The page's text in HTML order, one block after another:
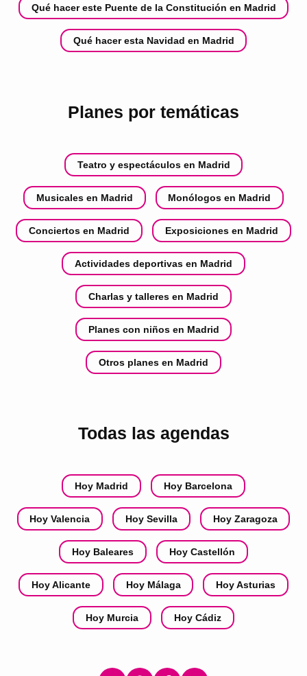
Qué hacer este Puente de la Constitución en Madrid
Qué hacer esta Navidad en Madrid
Planes por temáticas
Teatro y espectáculos en Madrid
Musicales en Madrid Monólogos en Madrid
Conciertos en Madrid Exposiciones en Madrid
Actividades deportivas en Madrid
Charlas y talleres en Madrid
Planes con niños en Madrid
Otros planes en Madrid
Todas las agendas
Hoy Madrid Hoy Barcelona
Hoy Valencia Hoy Sevilla Hoy Zaragoza
Hoy Baleares Hoy Castellón
Hoy Alicante Hoy Málaga Hoy Asturias
Hoy Murcia Hoy Cádiz